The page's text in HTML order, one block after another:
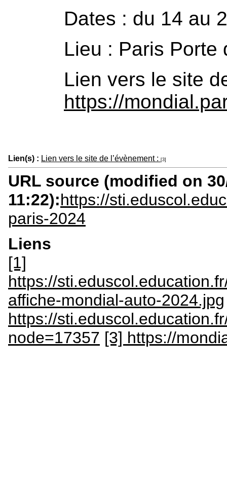
Dates : du 14 au
Lieu : Paris Porte
Lien vers le site
https://
Lien(s) : Lien vers le site de l’évènement : [3]
URL source (modified on
11:22):https://
paris-2024
Liens
[1]
https://
affiche-mondial-auto-2024.jpg
https://
node=17357 [3] https://